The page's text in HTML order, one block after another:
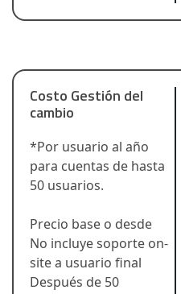
Costo Gestión del
cambio
*Por usuario al año
para cuentas de hasta
50 usuarios.
Precio base o desde
No incluye soporte on-
site a usuario final
Después de 50